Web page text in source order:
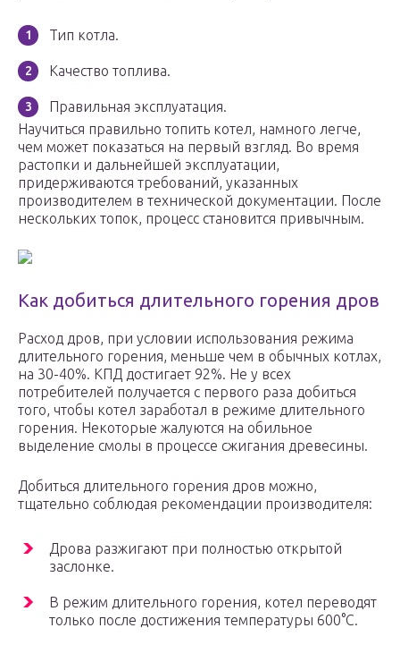
Тип котла.
Качество топлива.
Правильная эксплуатация.
Научиться правильно топить котел, намного легче,
чем может показаться на первый взгляд. Во время
растопки и дальнейшей эксплуатации,
придерживаются требований, указанных
производителем в технической документации. После
нескольких топок, процесс становится привычным.
Как добиться длительного горения дров
Расход дров, при условии использования режима
длительного горения, меньше чем в обычных котлах,
на 30-40%. КПД достигает 92%. Не у всех
потребителей получается с первого раза добиться
того, чтобы котел заработал в режиме длительного
горения. Некоторые жалуются на обильное
выделение смолы в процессе сжигания древесины.
Добиться длительного горения дров можно,
тщательно соблюдая рекомендации производителя:
Дрова разжигают при полностью открытой
заслонке.
В режим длительного горения, котел переводят
только после достижения температуры 600°С.